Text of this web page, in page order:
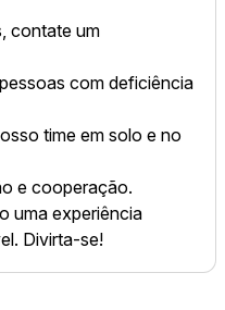
contate um
com deficiência
time em solo e no
e cooperação.
uma experiência
Divirta-se!